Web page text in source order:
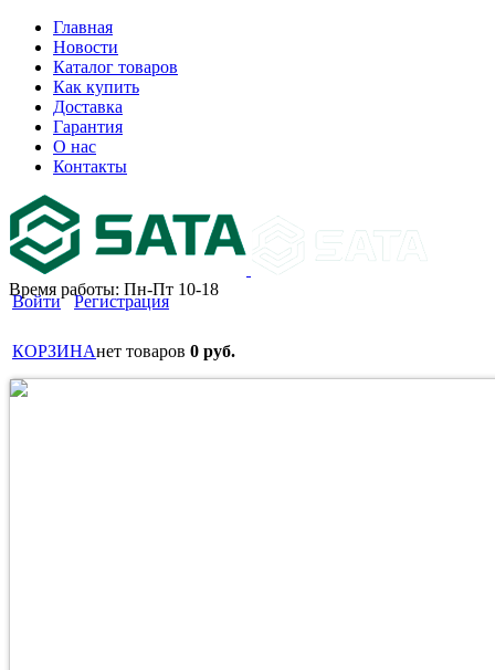
Главная
Новости
Каталог товаров
Как купить
Доставка
Гарантия
О нас
Контакты
Время работы: Пн-Пт 10-18
Войти Регистрация
КОРЗИНАнет товаров 0 руб.